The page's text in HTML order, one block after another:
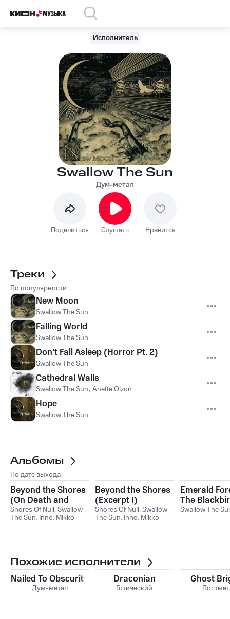
Исполнитель
Swallow The Sun
Дум-метал
Поделиться Слушать Нравится
Треки
По популярности
New Moon
Swallow The Sun
Falling World
Swallow The Sun
Don't Fall Asleep (Horror Pt. 2)
Swallow The Sun
Cathedral Walls
Swallow The Sun, Anette Olzon
Hope
Swallow The Sun
Альбомы
По дате выхода
Beyond the Shores
(On Death and
Dying)
Shores Of Null,Swallow
The Sun, Inno, Mikko
Beyond the Shores
(Excerpt I)
Shores Of Null,Swallow
The Sun, Inno, Mikko
Emerald
The
Swallow The
Похожие исполнители
Nailed To Obscurity
Дум-метал
Draconian
Готический
Ghost